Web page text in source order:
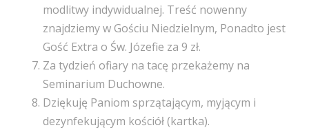
modlitwy indywidualnej. Treść nowenny
znajdziemy w Gościu Niedzielnym, Ponadto jest
Gość Extra o Św. Józefie za 9 zł.
Za tydzień ofiary na tacę przekażemy na
Seminarium Duchowne.
Dziękuję Paniom sprzątającym, myjącym i
dezynfekującym kościół (kartka).